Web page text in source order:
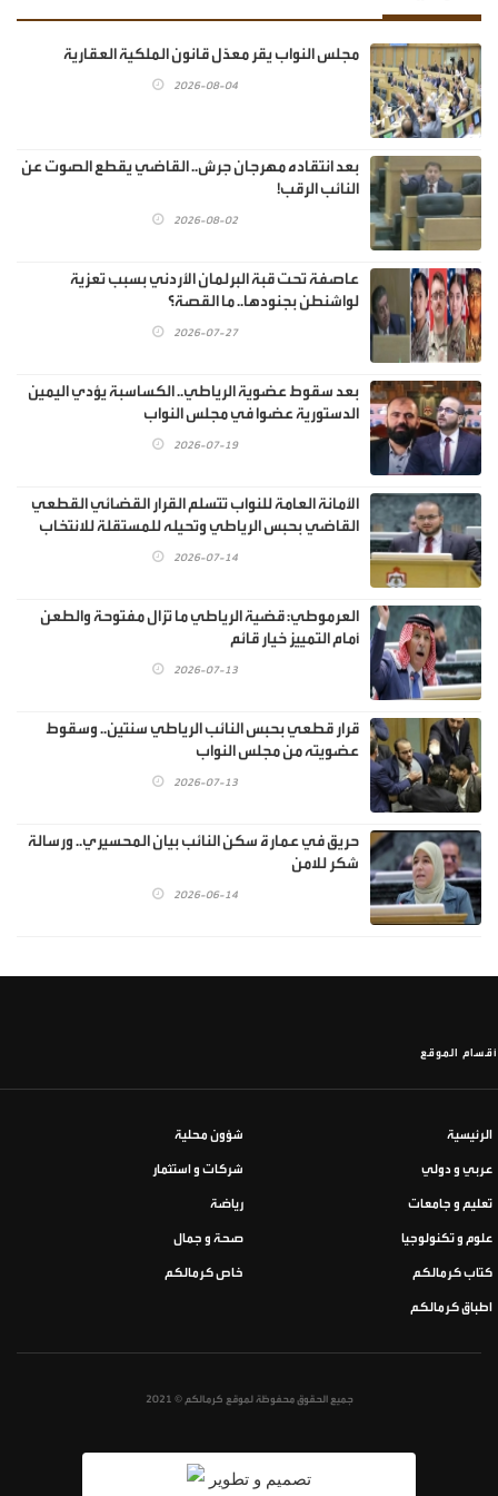
مجلس النواب يقر معدّل قانون الملكية العقارية
2026-08-04
بعد انتقاده مهرجان جرش.. القاضي يقطع الصوت عن
النائب الرقب!
2026-08-02
عاصفة تحت قبة البرلمان الأردني بسبب تعزية
لواشنطن بجنودها.. ما القصة؟
2026-07-27
بعد سقوط عضوية الرياطي.. الكساسبة يؤدي اليمين
الدستورية عضوا في مجلس النواب
2026-07-19
الأمانة العامة للنواب تتسلم القرار القضائي القطعي
القاضي بحبس الرياطي وتحيله للمستقلة للانتخاب
2026-07-14
العرموطي: قضية الرياطي ما تزال مفتوحة والطعن
أمام التمييز خيار قائم
2026-07-13
قرار قطعي بحبس النائب الرياطي سنتين.. وسقوط
عضويته من مجلس النواب
2026-07-13
حريق في عمارة سكن النائب بيان المحسيري.. ورسالة
شكر للامن
2026-06-14
أقسام الموقع
الرئيسية شؤون محلية
عربي و دولي شركات و استثمار
تعليم و جامعات رياضة
علوم و تكنولوجيا صحة و جمال
كتاب كرمالكم خاص كرمالكم
اطباق كرمالكم
جميع الحقوق محفوظة لموقع كرمالكم © 2021
تصميم و تطوير